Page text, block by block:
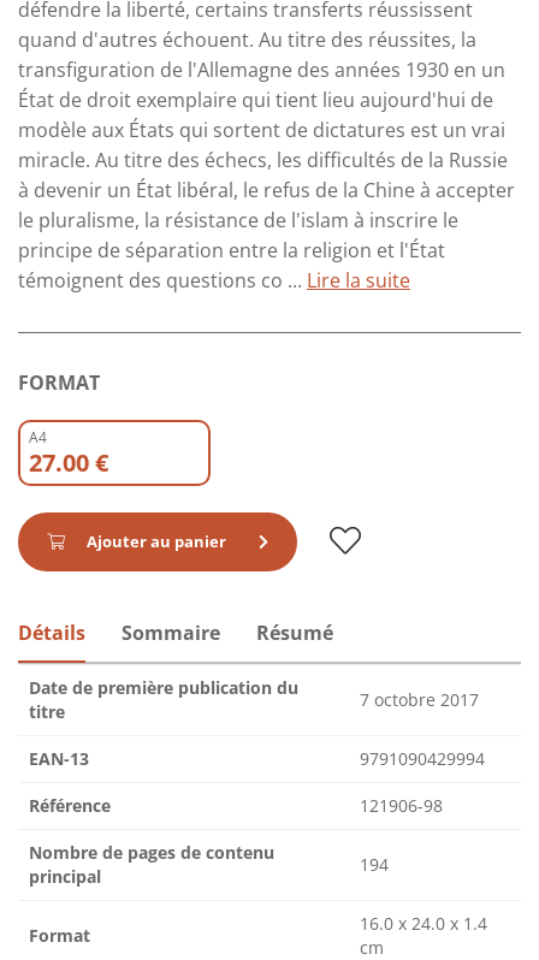
défendre la liberté, certains transferts réussissent
quand d'autres échouent. Au titre des réussites, la
transfiguration de l'Allemagne des années 1930 en un
État de droit exemplaire qui tient lieu aujourd'hui de
modèle aux États qui sortent de dictatures est un vrai
miracle. Au titre des échecs, les difficultés de la Russie
à devenir un État libéral, le refus de la Chine à accepter
le pluralisme, la résistance de l'islam à inscrire le
principe de séparation entre la religion et l'État
témoignent des questions co ... Lire la suite
FORMAT
A4
27.00 €
Ajouter au panier
Détails Sommaire Résumé
Date de première publication du
titre
7 octobre 2017
EAN-13 9791090429994
Référence 121906-98
Nombre de pages de contenu
principal
194
Format
16.0 x 24.0 x 1.4
cm